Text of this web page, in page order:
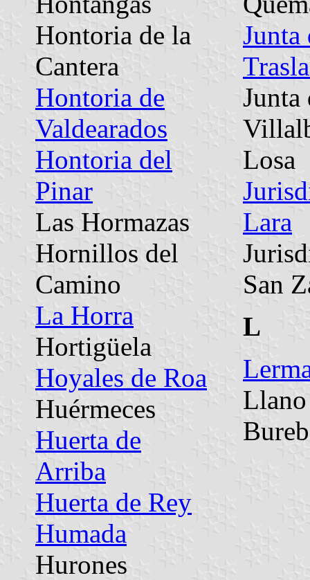
Hontoria de la
Cantera
Hontoria de
Valdearados
Hontoria del
Pinar
Las Hormazas
Hornillos del
Camino
La Horra
Hortigüela
Hoyales de Roa
Huérmeces
Huerta de
Arriba
Huerta de Rey
Humada
Hurones
Junta
Junta
Losa
Lara
San
L